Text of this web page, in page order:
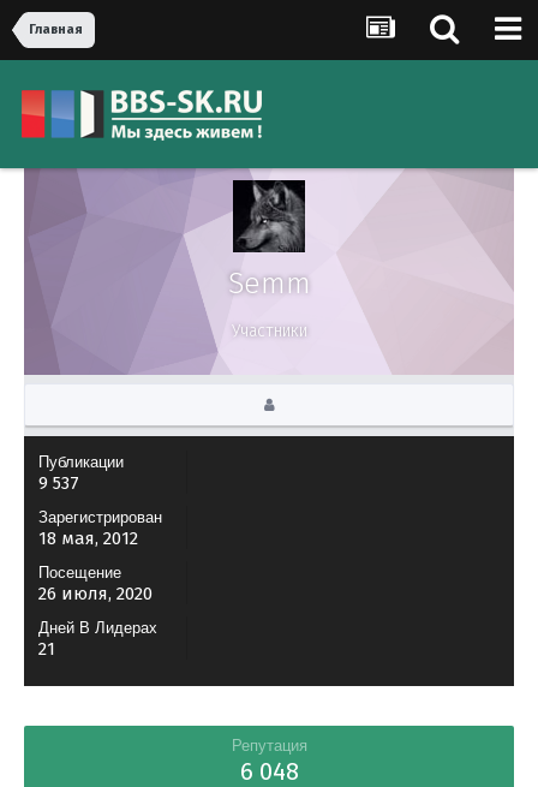
Главная
Semm
Участники
Публикации
9 537
Зарегистрирован
18 мая, 2012
Посещение
26 июля, 2020
Дней В Лидерах
21
Репутация
6 048